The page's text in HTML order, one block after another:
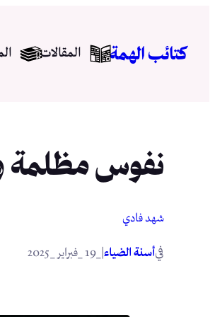
المحتوىكتائب الهمة المقالات
نفوس مظلمة
شهد فادي
فيأسنة الضياء